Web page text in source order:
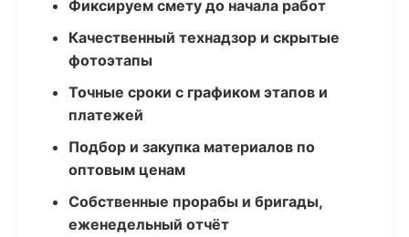
Фиксируем смету до начала работ
Качественный технадзор и скрытые
фотоэтапы
Точные сроки с графиком этапов и
платежей
Подбор и закупка материалов по
оптовым ценам
Собственные прорабы и бригады,
еженедельный отчёт